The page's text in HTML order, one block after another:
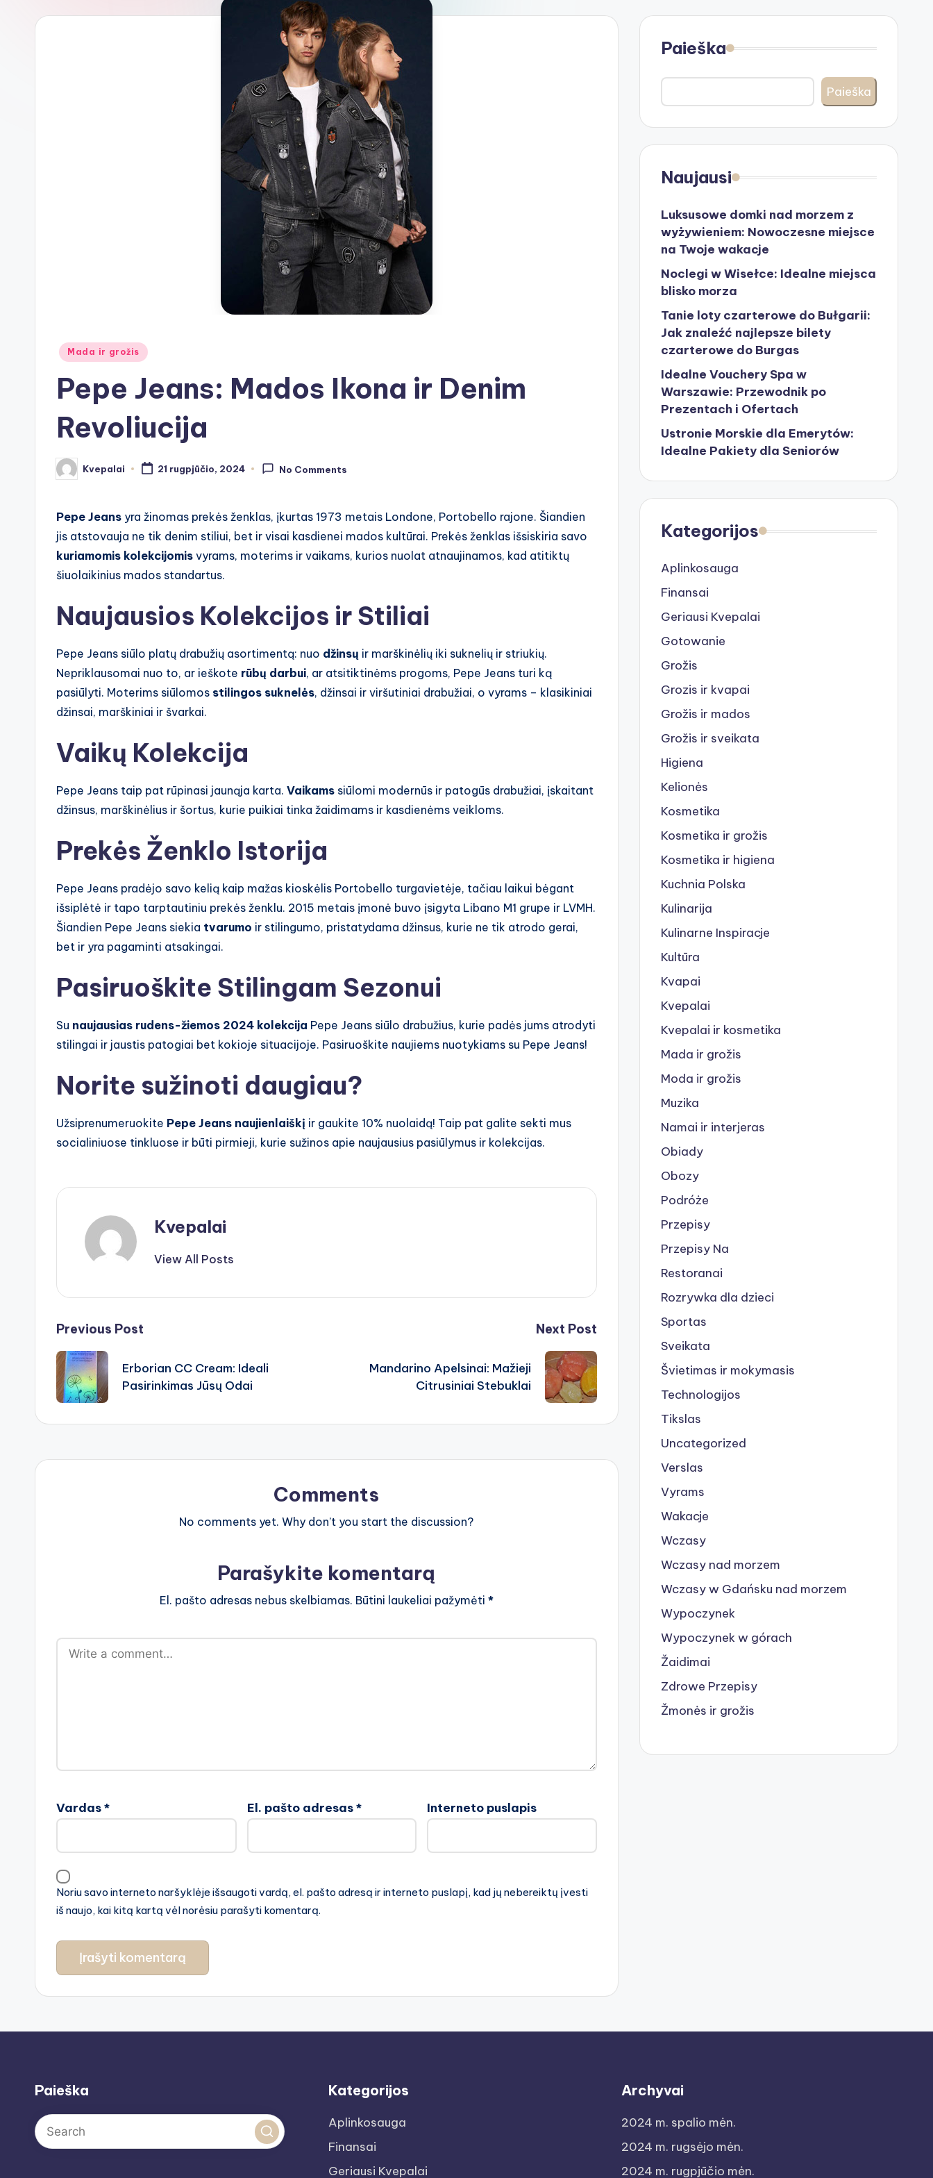
Posted
Mada ir grožis
Pepe Jeans: Mados Ikona ir Denim
Revoliucija
Posted
by
Kvepalai 21 rugpjūčio, 2024 No Comments
Pepe Jeans yra žinomas prekės ženklas, įkurtas 1973 metais Londone, Portobello rajone. Šiandien
jis atstovauja ne tik denim stiliui, bet ir visai kasdienei mados kultūrai. Prekės ženklas išsiskiria savo
kuriamomis kolekcijomis vyrams, moterims ir vaikams, kurios nuolat atnaujinamos, kad atitiktų
šiuolaikinius mados standartus.
Naujausios Kolekcijos ir Stiliai
Pepe Jeans siūlo platų drabužių asortimentą: nuo džinsų ir marškinėlių iki suknelių ir striukių.
Nepriklausomai nuo to, ar ieškote rūbų darbui, ar atsitiktinėms progoms, Pepe Jeans turi ką
pasiūlyti. Moterims siūlomos stilingos suknelės, džinsai ir viršutiniai drabužiai, o vyrams – klasikiniai
džinsai, marškiniai ir švarkai.
Vaikų Kolekcija
Pepe Jeans taip pat rūpinasi jaunąja karta. Vaikams siūlomi modernūs ir patogūs drabužiai, įskaitant
džinsus, marškinėlius ir šortus, kurie puikiai tinka žaidimams ir kasdienėms veikloms.
Prekės Ženklo Istorija
Pepe Jeans pradėjo savo kelią kaip mažas kioskėlis Portobello turgavietėje, tačiau laikui bėgant
išsiplėtė ir tapo tarptautiniu prekės ženklu. 2015 metais įmonė buvo įsigyta Libano M1 grupe ir LVMH.
Šiandien Pepe Jeans siekia tvarumo ir stilingumo, pristatydama džinsus, kurie ne tik atrodo gerai,
bet ir yra pagaminti atsakingai.
Pasiruoškite Stilingam Sezonui
Su naujausias rudens-žiemos 2024 kolekcija Pepe Jeans siūlo drabužius, kurie padės jums atrodyti
stilingai ir jaustis patogiai bet kokioje situacijoje. Pasiruoškite naujiems nuotykiams su Pepe Jeans!
Norite sužinoti daugiau?
Užsiprenumeruokite Pepe Jeans naujienlaiškį ir gaukite 10% nuolaidą! Taip pat galite sekti mus
socialiniuose tinkluose ir būti pirmieji, kurie sužinos apie naujausius pasiūlymus ir kolekcijas.
Kvepalai
View All Posts
Post
navigation
Previous Post
Erborian CC Cream: Ideali
Pasirinkimas Jūsų Odai
Next Post
Mandarino Apelsinai: Mažieji
Citrusiniai Stebuklai
Comments
No comments yet. Why don’t you start the discussion?
Parašykite komentarą
El. pašto adresas nebus skelbiamas. Būtini laukeliai pažymėti *
Vardas* El. pašto adresas* Interneto puslapis
Noriu savo interneto naršyklėje išsaugoti vardą, el. pašto adresą ir interneto puslapį, kad jų nebereiktų įvesti
iš naujo, kai kitą kartą vėl norėsiu parašyti komentarą.
Paieška
Paieška
Naujausi
Luksusowe domki nad morzem z
wyżywieniem: Nowoczesne miejsce
na Twoje wakacje
Noclegi w Wisełce: Idealne miejsca
blisko morza
Tanie loty czarterowe do Bułgarii:
Jak znaleźć najlepsze bilety
czarterowe do Burgas
Idealne Vouchery Spa w
Warszawie: Przewodnik po
Prezentach i Ofertach
Ustronie Morskie dla Emerytów:
Idealne Pakiety dla Seniorów
Kategorijos
Aplinkosauga
Finansai
Geriausi Kvepalai
Gotowanie
Grožis
Grozis ir kvapai
Grožis ir mados
Grožis ir sveikata
Higiena
Kelionės
Kosmetika
Kosmetika ir grožis
Kosmetika ir higiena
Kuchnia Polska
Kulinarija
Kulinarne Inspiracje
Kultūra
Kvapai
Kvepalai
Kvepalai ir kosmetika
Mada ir grožis
Moda ir grožis
Muzika
Namai ir interjeras
Obiady
Obozy
Podróże
Przepisy
Przepisy Na
Restoranai
Rozrywka dla dzieci
Sportas
Sveikata
Švietimas ir mokymasis
Technologijos
Tikslas
Uncategorized
Verslas
Vyrams
Wakacje
Wczasy
Wczasy nad morzem
Wczasy w Gdańsku nad morzem
Wypoczynek
Wypoczynek w górach
Žaidimai
Zdrowe Przepisy
Žmonės ir grožis
Paieška Kategorijos
Aplinkosauga
Finansai
Geriausi Kvepalai
Archyvai
2024 m. spalio mėn.
2024 m. rugsėjo mėn.
2024 m. rugpjūčio mėn.